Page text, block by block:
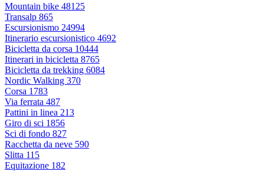
Mountain bike 48125
Transalp 865
Escursionismo 24994
Itinerario escursionistico 4692
Bicicletta da corsa 10444
Itinerari in bicicletta 8765
Bicicletta da trekking 6084
Nordic Walking 370
Corsa 1783
Via ferrata 487
Pattini in linea 213
Giro di sci 1856
Sci di fondo 827
Racchetta da neve 590
Slitta 115
Equitazione 182